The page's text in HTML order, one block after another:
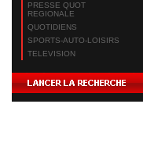
PRESSE QUOT
REGIONALE
QUOTIDIENS
SPORTS-AUTO-LOISIRS
TELEVISION